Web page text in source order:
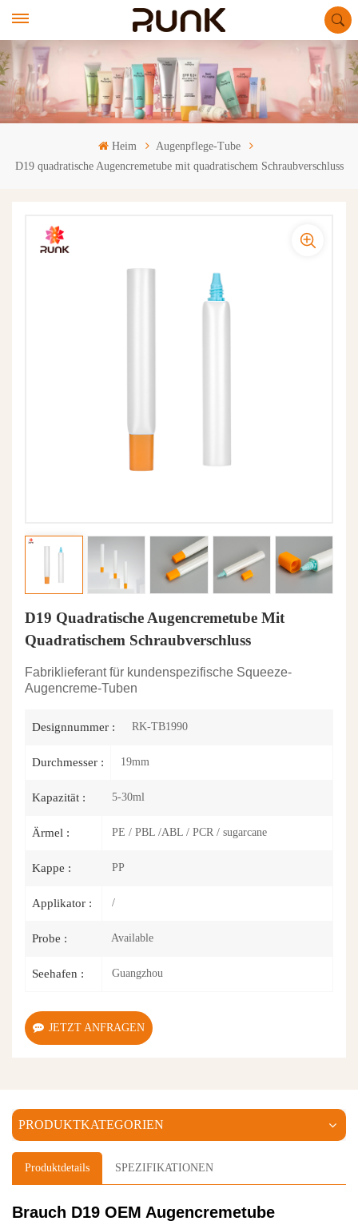
Heim
Augenpflege-Tube
D19 quadratische Augencremetube mit quadratischem Schraubverschluss
D19 Quadratische Augencremetube Mit
Quadratischem Schraubverschluss
Fabriklieferant für kundenspezifische Squeeze-
Augencreme-Tuben
Designnummer : RK-TB1990
Durchmesser : 19mm
Kapazität : 5-30ml
Ärmel : PE / PBL /ABL / PCR / sugarcane
Kappe : PP
Applikator : /
Probe : Available
Seehafen : Guangzhou
JETZT ANFRAGEN
PRODUKTKATEGORIEN
Produktdetails SPEZIFIKATIONEN
Brauch D19 OEM Augencremetube